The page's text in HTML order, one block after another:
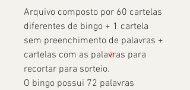
Arquivo composto por 60 cartelas
diferentes de bingo + 1 cartela
sem preenchimento de palavras +
cartelas com as palavras para
recortar para sorteio.
O bingo possui 72 palavras